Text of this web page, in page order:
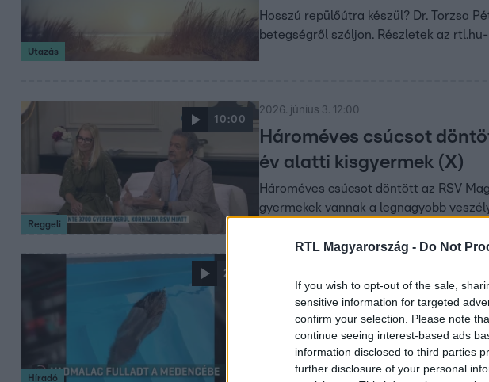
RTL Magyarország - Do Not
If you wish to opt-out of the sale,
sensitive information for targeted
confirm your selection. Please note
continue seeing interest-based ads
information disclosed to third parties
further disclosure of your personal
Utazás
Hosszú repülőútra készül? Dr. Torzsa
betegségről szóljon. Részletek az
10:00
Reggeli
2026. június 3. 12:00
Hároméves csúcsot
év alatti kisgyermek (X)
Hároméves csúcsot döntött az RSV
gyermekek vannak a legnagyobb
2:21
Híradó
Vadmalac fulladt a
Vadmalac tetemét találták egy
NÉBIH vizsgálja, hogy az állat fertőzött